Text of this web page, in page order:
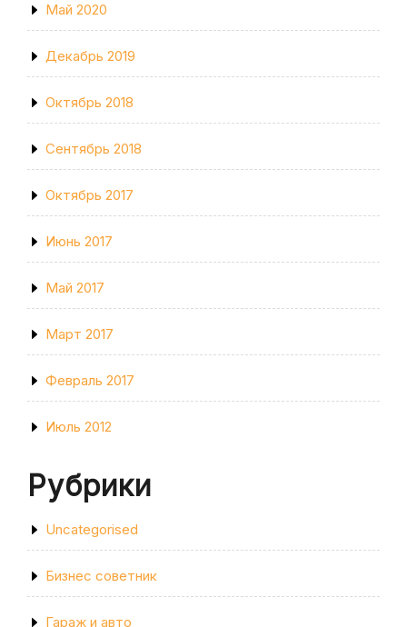
Май 2020
Декабрь 2019
Октябрь 2018
Сентябрь 2018
Октябрь 2017
Июнь 2017
Май 2017
Март 2017
Февраль 2017
Июль 2012
Рубрики
Uncategorised
Бизнес советник
Гараж и авто